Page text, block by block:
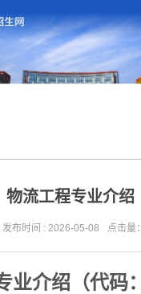
物流工程专业介绍
发布时间 : 2026-05-08 点击量：
业介绍（代码：